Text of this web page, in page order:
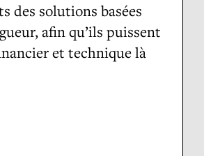
des solutions basées
afin qu’ils puissent
et technique là